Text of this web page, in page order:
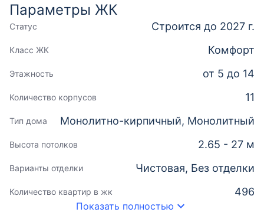
Параметры ЖК
Статус Строится до 2027 г.
Класс ЖК Комфорт
Этажность от 5 до 14
Количество корпусов 11
Тип дома Монолитно-кирпичный, Монолитный
Высота потолков 2.65 - 27 м
Варианты отделки Чистовая, Без отделки
Количество квартир в жк 496
Показать полностью